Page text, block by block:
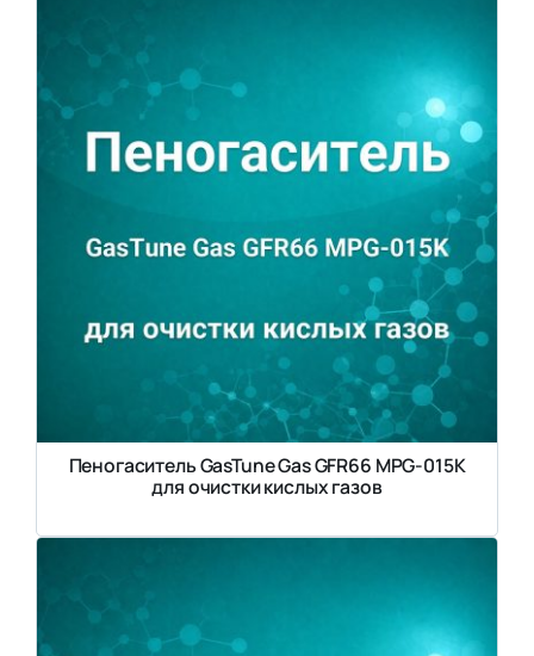
Пеногаситель GasTune Gas GFR66 MPG-015K
для очистки кислых газов